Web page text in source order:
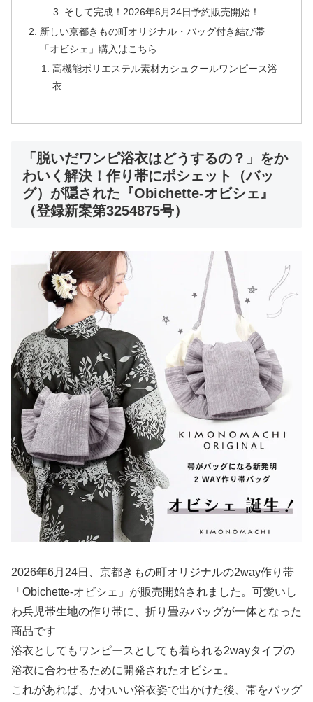
そして完成！2026年6月24日予約販売開始！
新しい京都きもの町オリジナル・バッグ付き結び帯
「オビシェ」購入はこちら
高機能ポリエステル素材カシュクールワンピース浴
衣
「脱いだワンピ浴衣はどうするの？」をか
わいく解決！作り帯にポシェット（バッ
グ）が隠された『Obichette-オビシェ』
（登録新案第3254875号）
2026年6月24日、京都きもの町オリジナルの2way作り帯
「Obichette-オビシェ」が販売開始されました。可愛いし
わ兵児帯生地の作り帯に、折り畳みバッグが一体となった
商品です
浴衣としてもワンピースとしても着られる2wayタイプの
浴衣に合わせるために開発されたオビシェ。
これがあれば、かわいい浴衣姿で出かけた後、帯をバッグ